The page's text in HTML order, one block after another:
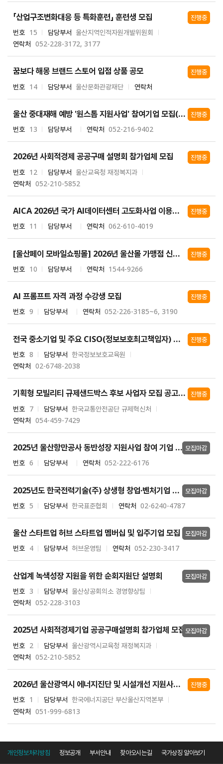
「산업구조변화대응 등 특화훈련」 훈련생 모집
번호 15 담당부서 울산지역인적자원개발위원회
연락처 052-228-3172, 3177
진행중
꿈보다 해몽 브랜드 스토어 입점 상품 공모
번호 14 담당부서 울산문화관광재단 연락처
진행중
울산 중대재해 예방 '원스톱 지원사업' 참여기업 모집(추가공고)
번호 13 담당부서 연락처 052-216-9402
진행중
2026년 사회적경제 공공구매 설명회 참가업체 모집
번호 12 담당부서 울산교육청 재정복지과
연락처 052-210-5852
진행중
AICA 2026년 국가 AI데이터센터 고도화사업 이용자 정기모집 공고
번호 11 담당부서 연락처 062-610-4019
진행중
[울산페이 모바일쇼핑몰] 2026년 울산몰 가맹점 신청 안내
번호 10 담당부서 연락처 1544-9266
진행중
AI 프롬프트 자격 과정 수강생 모집
번호 9 담당부서 연락처 052-226-3185~6, 3190
진행중
전국 중소기업 및 주요 CISO(정보보호최고책임자) 대상 순회 사이버보안 교육, 침해사고 무료점검 설명회
번호 8 담당부서 한국정보보호교육원
연락처 02-6748-2038
진행중
기획형 모빌리티 규제샌드박스 후보 사업자 모집 공고(한국교통안전공단)
번호 7 담당부서 한국교통안전공단 규제혁신처
연락처 054-459-7429
진행중
2025년 울산항만공사 동반성장 지원사업 참여 기업 모집
번호 6 담당부서 연락처 052-222-6176
모집마감
2025년도 한국전력기술(주) 상생형 창업·벤처기업 지원사업
번호 5 담당부서 한국표준협회 연락처 02-6240-4787
모집마감
울산 스타트업 허브 스타트업 멤버십 및 입주기업 모집
번호 4 담당부서 허브운영팀 연락처 052-230-3417
모집마감
산업계 녹색성장 지원을 위한 순회지원단 설명회
번호 3 담당부서 울산상공회의소 경영향상팀
연락처 052-228-3103
모집마감
2025년 사회적경제기업 공공구매설명회 참가업체 모집
번호 2 담당부서 울산광역시교육청 재정복지과
연락처 052-210-5852
모집마감
2026년 울산광역시 에너지진단 및 시설개선 지원사업(2차) 참여기업 모집
번호 1 담당부서 한국에너지공단 부산울산지역본부
연락처 051-999-6813
진행중
개인정보처리방침 정보공개 부서안내 찾아오시는길 국가상징 알아보기